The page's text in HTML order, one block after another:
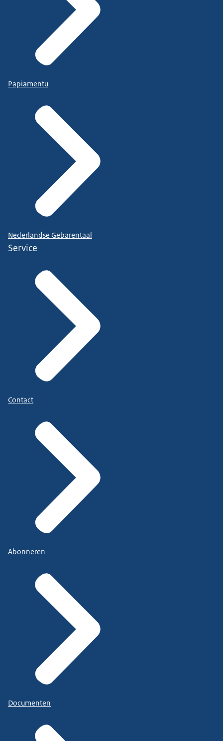
Papiamentu
Nederlandse Gebarentaal
Service
Contact
Abonneren
Documenten